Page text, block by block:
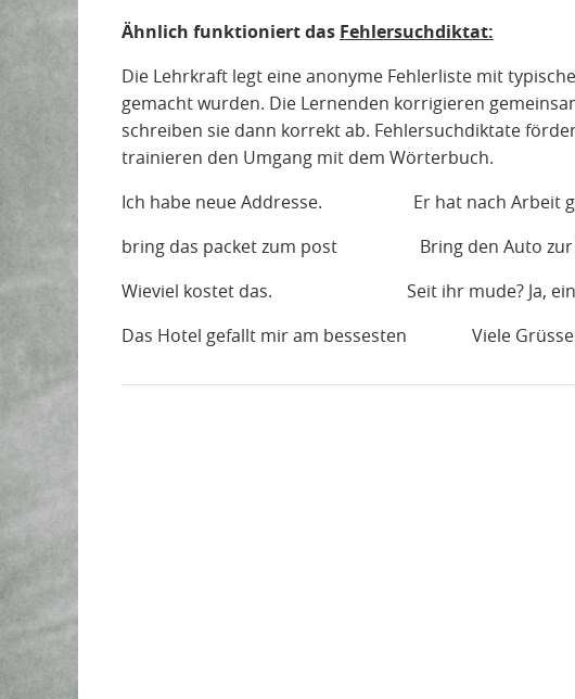
Ähnlich funktioniert das Fehlersuchdiktat:
Die Lehrkraft legt eine anonyme Fehlerliste mit
gemacht wurden. Die Lernenden korrigieren
schreiben sie dann korrekt ab. Fehlersuchdiktate
trainieren den Umgang mit dem Wörterbuch.
Ich habe neue Addresse. Er hat nach Arbeit
bring das packet zum post Bring den Auto zur
Wieviel kostet das. Seit ihr mude? Ja, ein
Das Hotel gefallt mir am bessesten Viele